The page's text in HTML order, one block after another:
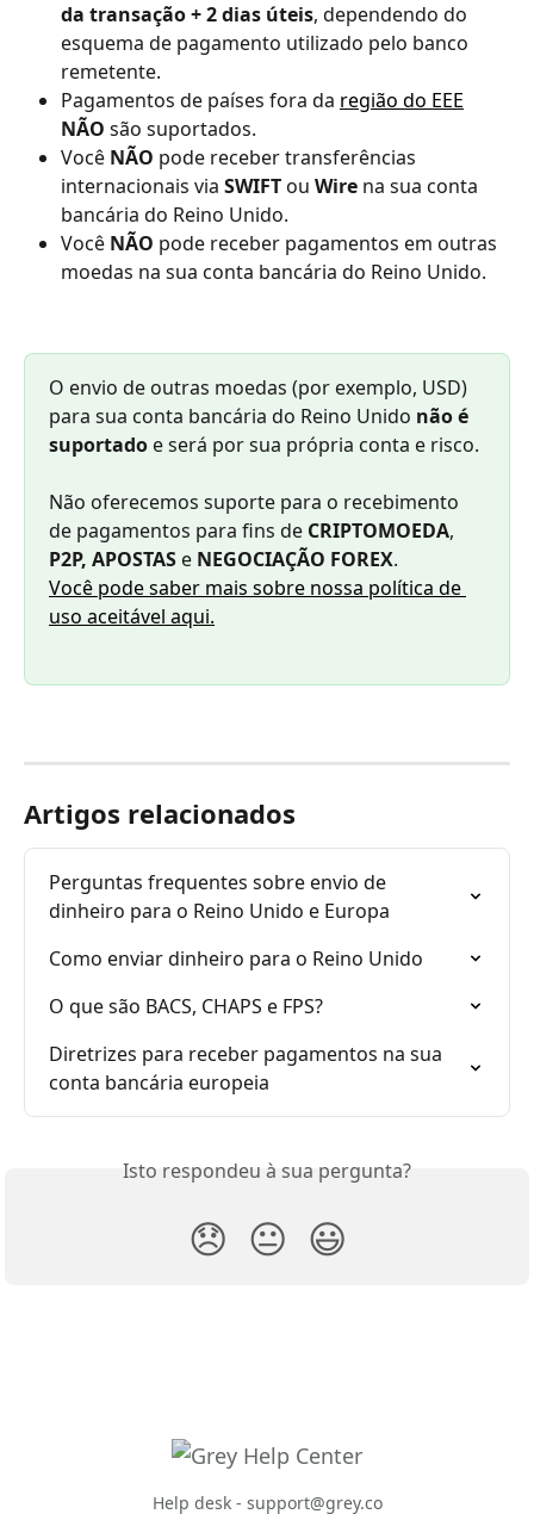
da transação + 2 dias úteis, dependendo do
esquema de pagamento utilizado pelo banco
remetente.
Pagamentos de países fora da região do EEE
NÃO são suportados.
Você NÃO pode receber transferências
internacionais via SWIFT ou Wire na sua conta
bancária do Reino Unido.
Você NÃO pode receber pagamentos em outras
moedas na sua conta bancária do Reino Unido.
O envio de outras moedas (por exemplo, USD)
para sua conta bancária do Reino Unido não é
suportado e será por sua própria conta e risco.
Não oferecemos suporte para o recebimento
de pagamentos para fins de CRIPTOMOEDA,
P2P, APOSTAS e NEGOCIAÇÃO FOREX.
Você pode saber mais sobre nossa política de
uso aceitável aqui.
Artigos relacionados
Perguntas frequentes sobre envio de
dinheiro para o Reino Unido e Europa
Como enviar dinheiro para o Reino Unido
O que são BACS, CHAPS e FPS?
Diretrizes para receber pagamentos na sua
conta bancária europeia
Isto respondeu à sua pergunta?
😞 😐 😃
Help desk - support@grey.co